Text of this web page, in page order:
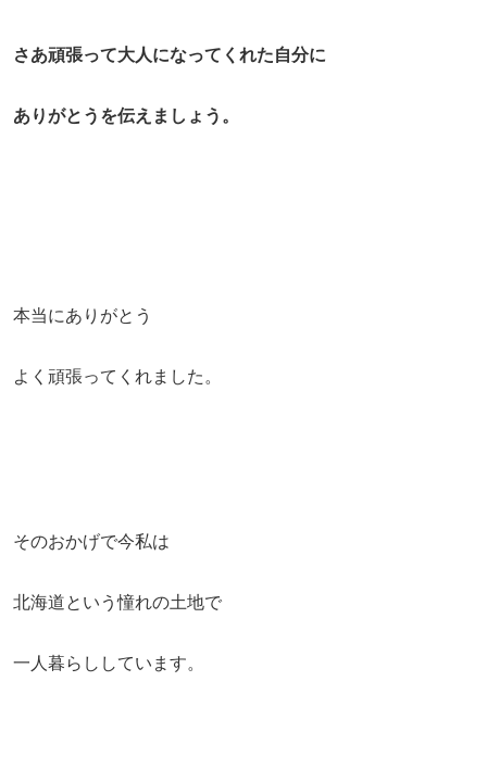
さあ頑張って大人になってくれた自分に
ありがとうを伝えましょう。
本当にありがとう
よく頑張ってくれました。
そのおかげで今私は
北海道という憧れの土地で
一人暮らししています。